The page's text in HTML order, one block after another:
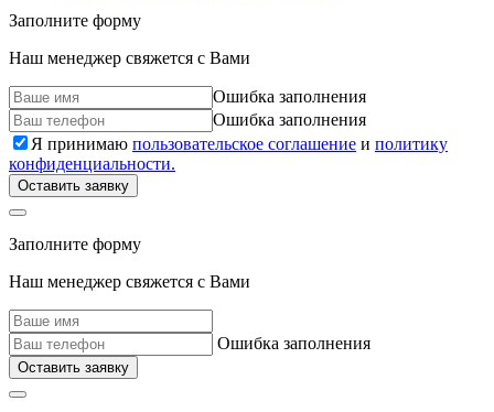
Заполните форму
Наш менеджер свяжется с Вами
Ошибка заполнения
Ошибка заполнения
Я принимаю пользовательское соглашение и политику
конфиденциальности.
Оставить заявку
Заполните форму
Наш менеджер свяжется с Вами
Ошибка заполнения
Оставить заявку